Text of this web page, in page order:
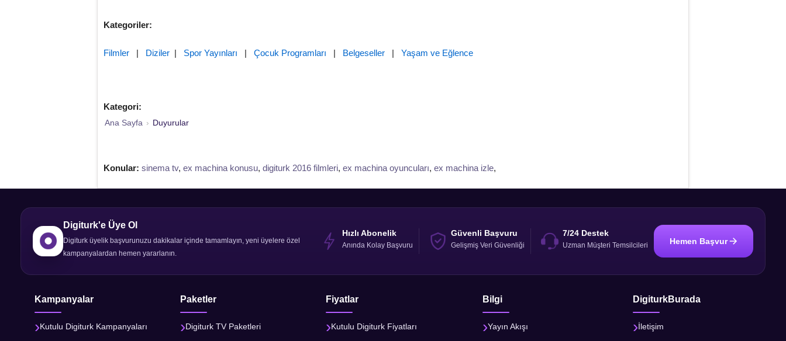
Kategoriler:
Filmler | Diziler | Spor Yayınları | Çocuk Programları | Belgeseller | Yaşam ve Eğlence
Kategori:
Ana Sayfa › Duyurular
Konular: sinema tv, ex machina konusu, digiturk 2016 filmleri, ex machina oyuncuları, ex machina izle,
Digiturk'e Üye Ol
Digiturk üyelik başvurunuzu dakikalar içinde tamamlayın, yeni üyelere özel
kampanyalardan hemen yararlanın.
Hızlı Abonelik
Anında Kolay Başvuru
Güvenli Başvuru
Gelişmiş Veri Güvenliği
7/24 Destek
Uzman Müşteri Temsilcileri Hemen Başvur
Kampanyalar
Kutulu Digiturk Kampanyaları
Paketler
Digiturk TV Paketleri
Fiyatlar
Kutulu Digiturk Fiyatları
Bilgi
Yayın Akışı
DigiturkBurada
İletişim